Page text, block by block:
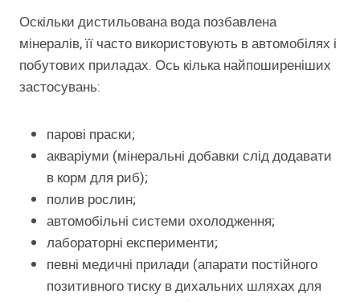
Оскільки дистильована вода позбавлена
мінералів, її часто використовують в автомобілях і
побутових приладах. Ось кілька найпоширеніших
застосувань:
парові праски;
акваріуми (мінеральні добавки слід додавати
в корм для риб);
полив рослин;
автомобільні системи охолодження;
лабораторні експерименти;
певні медичні прилади (апарати постійного
позитивного тиску в дихальних шляхах для